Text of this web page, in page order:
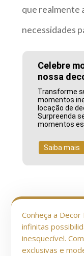
que realmente
necessidades
Celebre
nossa
Transforme
momentos
locação de
Surpreenda
momentos
Saiba mais
Conheça a
infinitas
inesquecível.
exclusivas e